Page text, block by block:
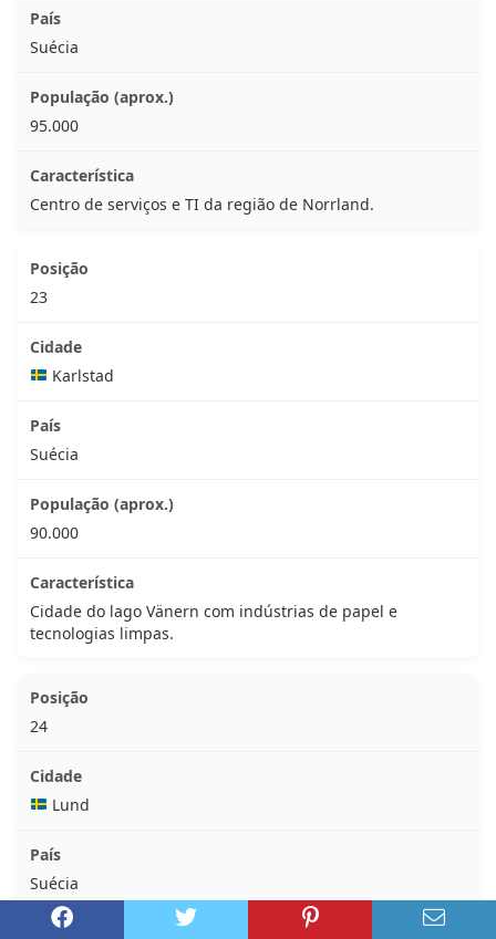
Suécia
95.000
Centro de serviços e TI da região de Norrland.
23
Karlstad
Suécia
90.000
Cidade do lago Vänern com indústrias de papel e
tecnologias limpas.
24
Lund
Suécia